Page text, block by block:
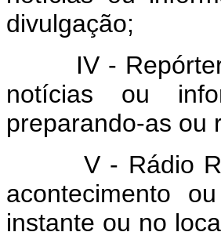
divulgação;
IV - Repórter
notícias ou
preparando-as ou
V - Rádio
acontecimento
instante ou no